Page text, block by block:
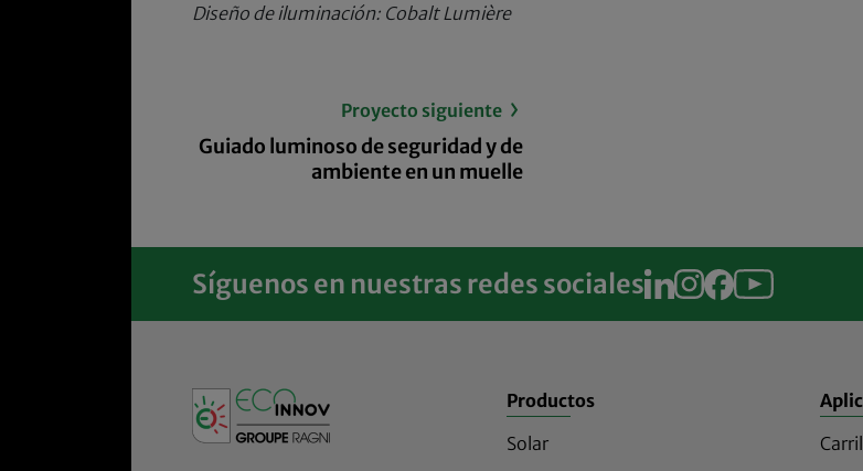
Diseño de iluminación: Cobalt Lumière
Proyecto siguiente
Guiado luminoso de seguridad y de
ambiente en un muelle
Síguenos en nuestras redes sociales
Productos
Solar